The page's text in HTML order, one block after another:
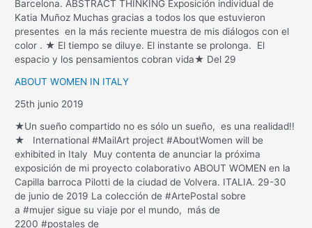
Barcelona. ABSTRACT THINKING Exposición individual de
Katia Muñoz Muchas gracias a todos los que estuvieron
presentes en la más reciente muestra de mis diálogos con el
color . ★ El tiempo se diluye. El instante se prolonga. El
espacio y los pensamientos cobran vida★ Del 29
ABOUT WOMEN IN ITALY
25th junio 2019
★Un sueño compartido no es sólo un sueño, es una realidad!!
★ International #MailArt project #AboutWomen will be
exhibited in Italy Muy contenta de anunciar la próxima
exposición de mi proyecto colaborativo ABOUT WOMEN en la
Capilla barroca Pilotti de la ciudad de Volvera. ITALIA. 29-30
de junio de 2019 La colección de #ArtePostal sobre
a #mujer sigue su viaje por el mundo, más de
2200 #postales de